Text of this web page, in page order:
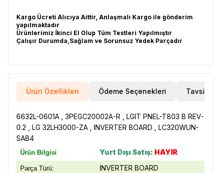
Kargo Ücreti Alıcıya Aittir, Anlaşmalı Kargo ile gönderim
yapılmaktadır
Ürünlerimiz İkinci El Olup Tüm Testleri Yapılmıştır
Çalışır Durumda,Sağlam ve Sorunsuz Yedek Parçadır
Ürün Özellikleri Ödeme Seçenekleri Tavsiye Et
6632L-0601A , 3PEGC20002A-R , LGIT PNEL-T803 B REV-
0.2 , LG 32LH3000-ZA , INVERTER BOARD , LC320WUN-
SAB4
Ürün Bilgisi Yurt Dışı Satış: HAYIR
Parça Türü: INVERTER BOARD